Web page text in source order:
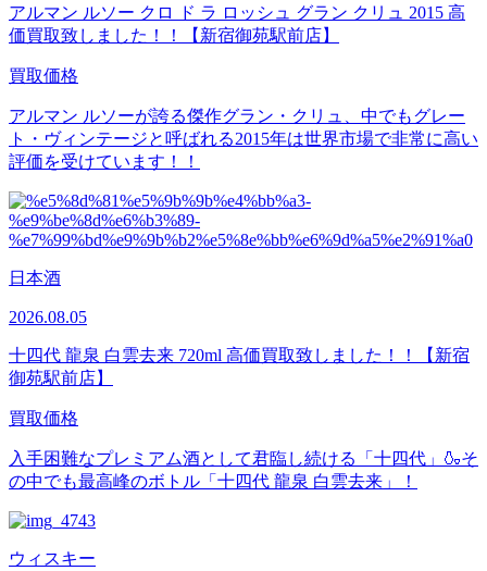
アルマン ルソー クロ ド ラ ロッシュ グラン クリュ 2015 高
価買取致しました！！【新宿御苑駅前店】
買取価格
アルマン ルソーが誇る傑作グラン・クリュ、中でもグレー
ト・ヴィンテージと呼ばれる2015年は世界市場で非常に高い
評価を受けています！！
日本酒
2026.08.05
十四代 龍泉​ 白雲去来 720ml 高価買取致しました！！【新宿
御苑駅前店】
買取価格
入手困難なプレミアム酒として君臨し続ける「十四代」🍶そ
の中でも最高峰のボトル「十四代 龍泉 白雲去来」！
ウィスキー